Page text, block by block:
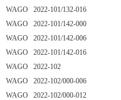
WAGO 2022-101/132-016
WAGO 2022-101/142-000
WAGO 2022-101/142-006
WAGO 2022-101/142-016
WAGO 2022-102
WAGO 2022-102/000-006
WAGO 2022-102/000-012